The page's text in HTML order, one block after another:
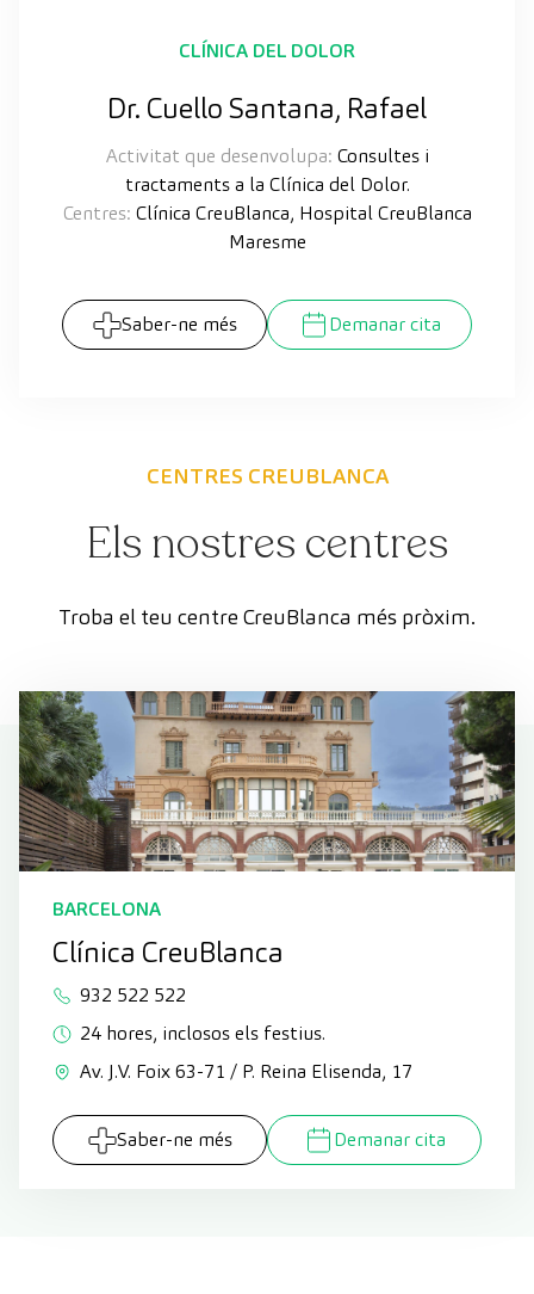
CLÍNICA DEL DOLOR
Dr. Cuello Santana, Rafael
Activitat que desenvolupa: Consultes i
tractaments a la Clínica del Dolor.
Centres: Clínica CreuBlanca, Hospital CreuBlanca
Maresme
Saber-ne més Demanar cita
CENTRES CREUBLANCA
Els nostres centres
Troba el teu centre CreuBlanca més pròxim.
BARCELONA
Clínica CreuBlanca
932 522 522
24 hores, inclosos els festius.
Av. J.V. Foix 63-71 / P. Reina Elisenda, 17
Saber-ne més Demanar cita